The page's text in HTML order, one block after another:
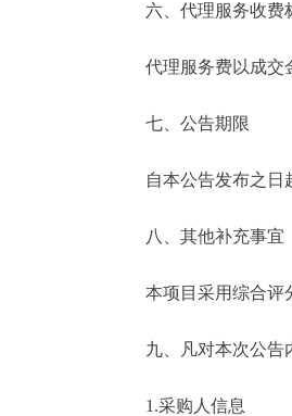
六、代理服务收费
代理服务费以成交金
七、公告期限
自本公告发布之日起
八、其他补充事宜
本项目采用综合评分
九、凡对本次公告内
1.采购人信息